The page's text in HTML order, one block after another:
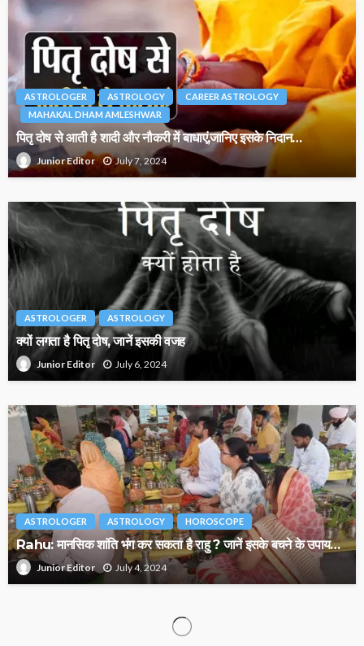
ASTROLOGER ASTROLOGY
CAREER ASTROLOGY
MAHAKAL DHAM AMLESHWAR
पितृ दोष से आती है शादी और नौकरी में बाधाएं,जानिए इसके निदान…
Junior Editor July 7, 2024
ASTROLOGER ASTROLOGY
क्यों लगता है पितृ दोष, जानें इसकी वजह
Junior Editor July 6, 2024
ASTROLOGER ASTROLOGY HOROSCOPE
Rahu: मानसिक शांति भंग कर सकता है राहु ? जानें इसके बचने के उपाय…
Junior Editor July 4, 2024